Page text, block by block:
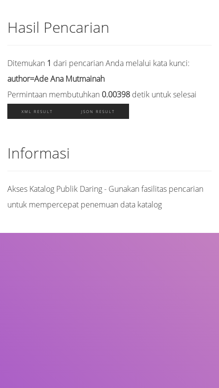
Hasil Pencarian
Ditemukan 1 dari pencarian Anda melalui kata kunci:
author=Ade Ana Mutmainah
Permintaan membutuhkan 0.00398 detik untuk selesai
XML RESULT JSON RESULT
Informasi
Akses Katalog Publik Daring - Gunakan fasilitas pencarian
untuk mempercepat penemuan data katalog